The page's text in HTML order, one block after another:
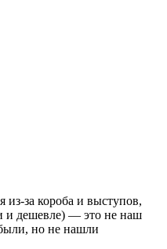
из-за короба и выступов,
и дешевле) — это не наш
но не нашли